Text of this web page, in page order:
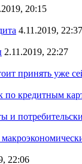
20:15
4.11.2019, 22:37
2.11.2019, 22:27
принять уже
по кредитным
и
22:06